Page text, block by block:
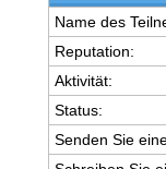
Name des
Reputation:
Aktivität:
Status:
Senden Sie